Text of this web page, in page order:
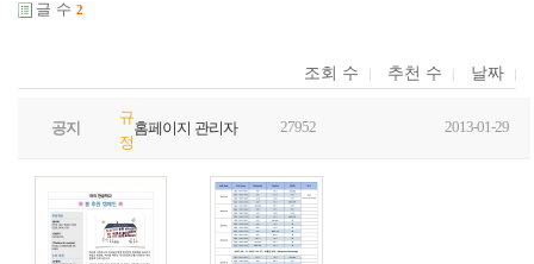
글 수 2
조회 수 추천 수 날짜
공지
규
정
홈페이지 관리자 27952 2013-01-29